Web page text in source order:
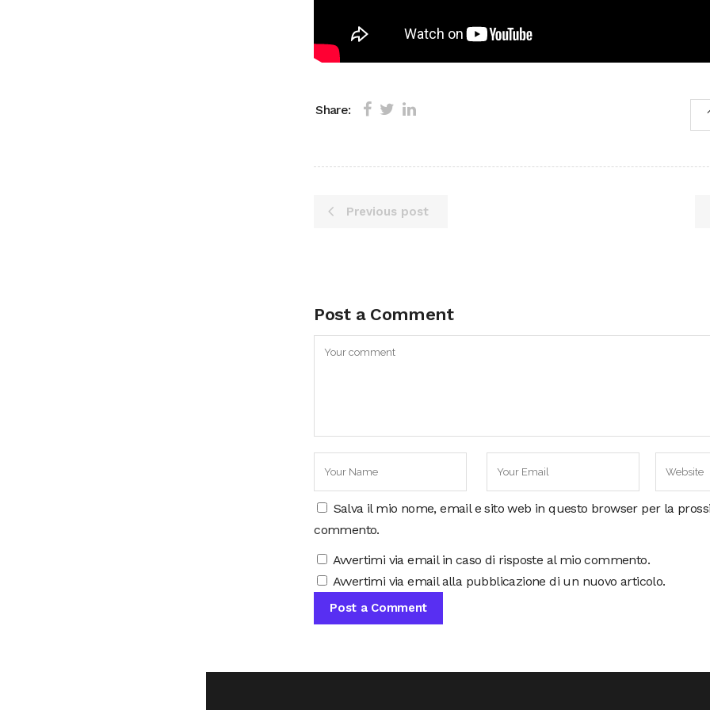
Share:
Previous post
Post a Comment
Salva il mio nome, email e sito web in questo browser per la
commento.
Avvertimi via email in caso di risposte al mio commento.
Avvertimi via email alla pubblicazione di un nuovo articolo.